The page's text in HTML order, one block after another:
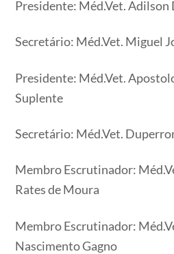
Presidente: Méd.Vet.
Secretário: Méd.Vet. Miguel
Presidente: Méd.Vet.
Suplente
Secretário: Méd.Vet.
Membro Escrutinador:
Rates de Moura
Membro Escrutinador:
Nascimento Gagno